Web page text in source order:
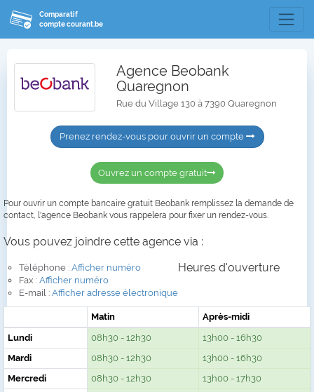
Comparatif
compte courant.be
Agence Beobank
Quaregnon
Rue du Village 130 à 7390 Quaregnon
Prenez rendez-vous pour ouvrir un compte
Ouvrez un compte gratuit
Pour ouvrir un compte bancaire gratuit Beobank remplissez la demande de
contact, l'agence Beobank vous rappelera pour fixer un rendez-vous.
Vous pouvez joindre cette agence via :
Téléphone : Afficher numéro
Fax : Afficher numéro
E-mail : Afficher adresse électronique
Heures d'ouverture
Matin
Après-midi
Lundi
08h30 - 12h30
13h00 - 16h30
Mardi
08h30 - 12h30
13h00 - 16h30
Mercredi
08h30 - 12h30
13h00 - 17h30